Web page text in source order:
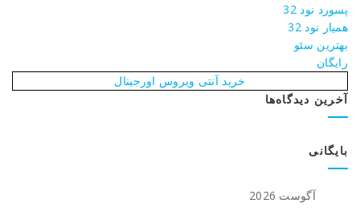
پسورد نود 32
همیار نود 32
بهترین سئو
رایگان
خرید آنتی ویروس اورجینال
آخرین دیدگاه‌ها
بایگانی
آگوست 2026